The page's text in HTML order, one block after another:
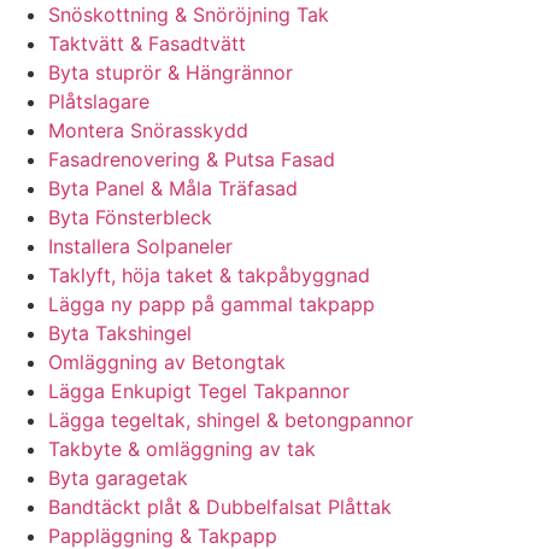
Snöskottning & Snöröjning Tak
Taktvätt & Fasadtvätt
Byta stuprör & Hängrännor
Plåtslagare
Montera Snörasskydd
Fasadrenovering & Putsa Fasad
Byta Panel & Måla Träfasad
Byta Fönsterbleck
Installera Solpaneler
Taklyft, höja taket & takpåbyggnad
Lägga ny papp på gammal takpapp
Byta Takshingel
Omläggning av Betongtak
Lägga Enkupigt Tegel Takpannor
Lägga tegeltak, shingel & betongpannor
Takbyte & omläggning av tak
Byta garagetak
Bandtäckt plåt & Dubbelfalsat Plåttak
Pappläggning & Takpapp